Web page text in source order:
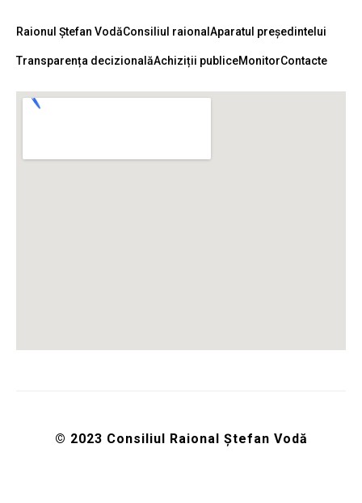
Raionul Ștefan VodăConsiliul raional Aparatul președintelui
Transparența decizionalăAchiziții publiceMonitorContacte
© 2023 Consiliul Raional Ștefan Vodă